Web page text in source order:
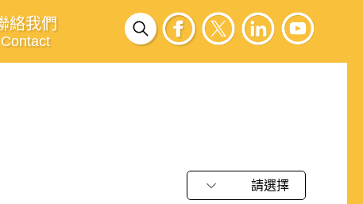
絡我們
Contact
請選擇